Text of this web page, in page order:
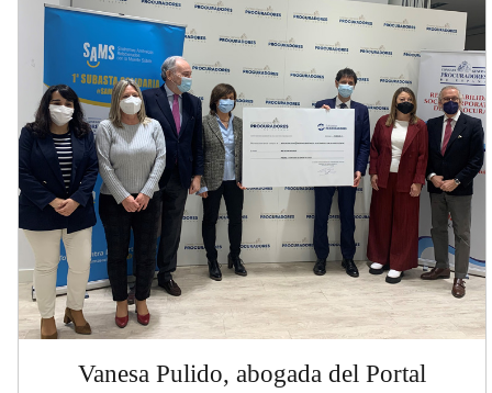
Vanesa Pulido, abogada del Portal